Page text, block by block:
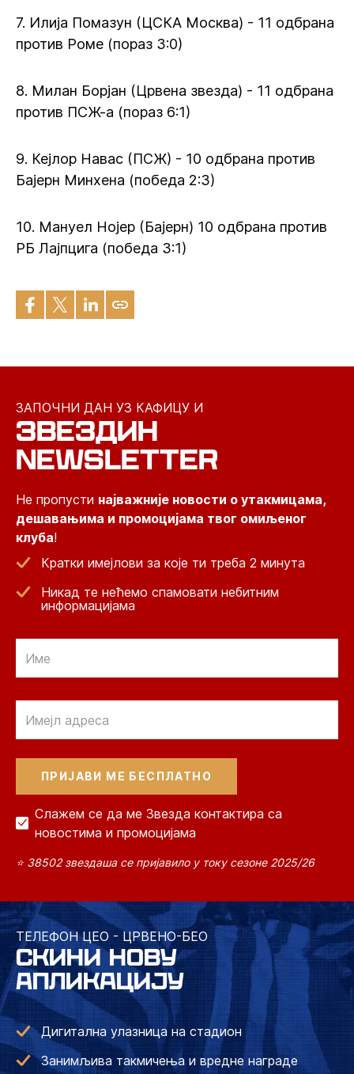
7. Илија Помазун (ЦСКА Москва) - 11 одбрана
против Роме (пораз 3:0)
8. Милан Борјан (Црвена звезда) - 11 одбрана
против ПСЖ-а (пораз 6:1)
9. Кејлор Навас (ПСЖ) - 10 одбрана против
Бајерн Минхена (победа 2:3)
10. Мануел Нојер (Бајерн) 10 одбрана против
РБ Лајпцига (победа 3:1)
ЗАПОЧНИ ДАН УЗ КАФИЦУ И
ЗВЕЗДИН
NEWSLETTER
Не пропусти најважније новости о утакмицама,
дешавањима и промоцијама твог омиљеног
клуба!
Кратки имејлови за које ти треба 2 минута
Никад те нећемо спамовати небитним
информацијама
Слажем се да ме Звезда контактира са
новостима и промоцијама
⭐ 38502 звездаша се пријавило у току сезоне 2025/26
ТЕЛЕФОН ЦЕО - ЦРВЕНО-БЕО
СКИНИ НОВУ
АПЛИКАЦИЈУ
Дигитална улазница на стадион
Занимљива такмичења и вредне награде